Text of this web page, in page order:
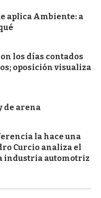
aplica Ambiente: a
los días contados
oposición visualiza
de arena
la hace una
Curcio analiza el
industria automotriz